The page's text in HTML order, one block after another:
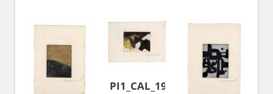
PI1_CAL_1979_012